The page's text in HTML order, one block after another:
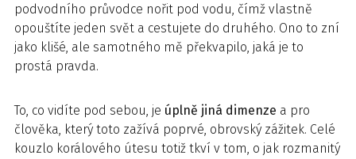
podvodního průvodce nořit pod vodu, čímž vlastně
opouštíte jeden svět a cestujete do druhého. Ono to zní
jako klišé, ale samotného mě překvapilo, jaká je to
prostá pravda.
To, co vidíte pod sebou, je úplně jiná dimenze a pro
člověka, který toto zažívá poprvé, obrovský zážitek. Celé
kouzlo korálového útesu totiž tkví v tom, o jak rozmanitý